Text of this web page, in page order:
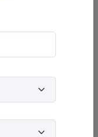
indústrias de
você continua
e encontra novos
praticidade e